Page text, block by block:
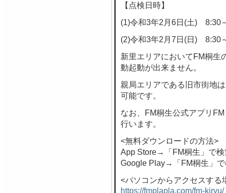
【点検日時】
(1)令和3年2月6日(土) 8:30
(2)令和3年2月7日(日) 8:30
新里エリアにおいてFM桐生
動起動が出来ません。
親局エリアである旧市街地
可能です。
なお、FM桐生公式アプリ
行います。
<無料ダウンロードの方法>
App Store→「FM桐生」で検
Google Play→「FM桐生」
<パソコンからアクセスする
https://fmplapla.com/fm-kiryu/